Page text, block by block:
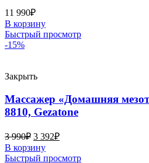
11 990₽
В корзину
Быстрый просмотр
-15%
Закрыть
Массажер «Домашняя
8810, Gezatone
3 990₽ 3 392₽
В корзину
Быстрый просмотр